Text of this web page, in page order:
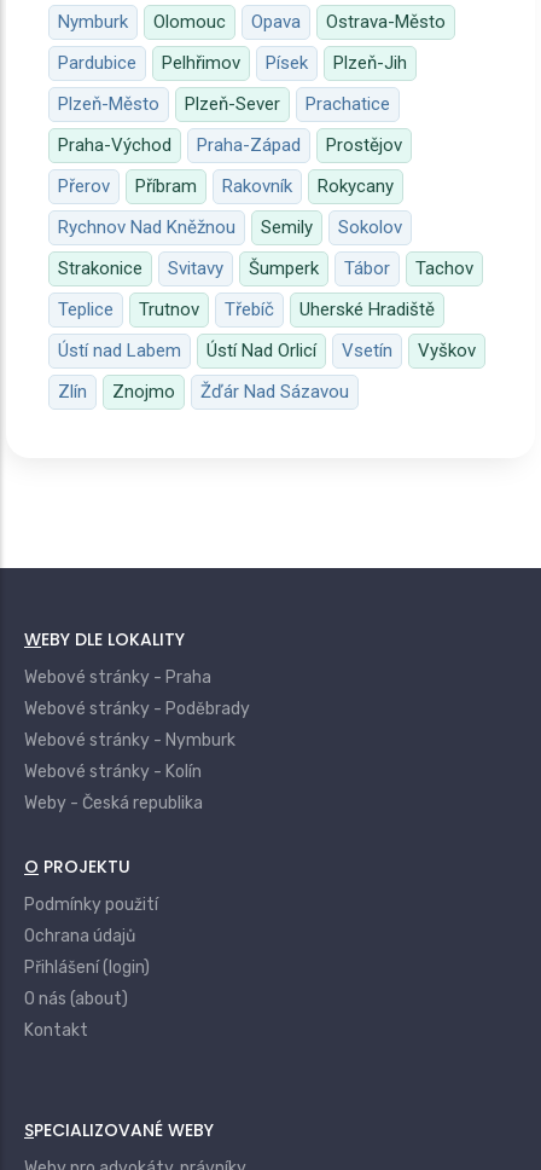
Nymburk
Olomouc Opava
Ostrava-Město
Pardubice
Pelhřimov Písek
Plzeň-Jih
Plzeň-Město
Plzeň-Sever
Prachatice
Praha-Východ
Praha-Západ
Prostějov
Přerov
Příbram Rakovník
Rokycany
Rychnov Nad Kněžnou
Semily
Sokolov
Strakonice
Svitavy Šumperk Tábor
Tachov
Teplice
Trutnov Třebíč
Uherské Hradiště
Ústí nad Labem
Ústí Nad Orlicí Vsetín
Vyškov
Zlín
Znojmo Žďár Nad Sázavou
WEBY DLE LOKALITY
Webové stránky - Praha
Webové stránky - Poděbrady
Webové stránky - Nymburk
Webové stránky - Kolín
Weby - Česká republika
O PROJEKTU
Podmínky použití
Ochrana údajů
Přihlášení (login)
O nás (about)
Kontakt
SPECIALIZOVANÉ WEBY